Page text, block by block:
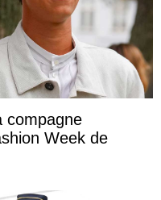
compagne
Week de